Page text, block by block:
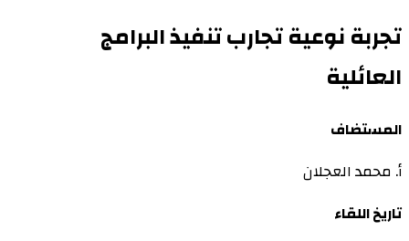
تجربة نوعية تجارب تنفيذ البرامج
العائلية
المستضاف
أ. محمد العجلان
تاريخ اللقاء